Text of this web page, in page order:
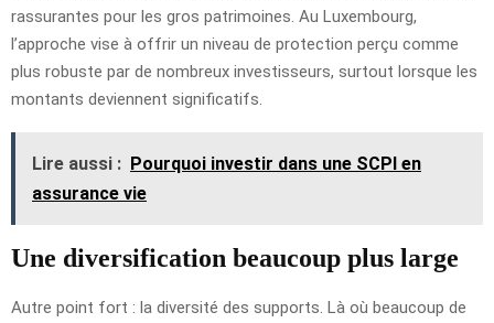
rassurantes pour les gros patrimoines. Au Luxembourg,
l’approche vise à offrir un niveau de protection perçu comme
plus robuste par de nombreux investisseurs, surtout lorsque les
montants deviennent significatifs.
Lire aussi : Pourquoi investir dans une SCPI en
assurance vie
Une diversification beaucoup plus large
Autre point fort : la diversité des supports. Là où beaucoup de